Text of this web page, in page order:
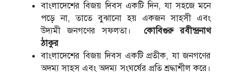
বাংলাদেশের বিজয় দিবস একটি দিন, যা সহজে মনে
পড়ে না, তাতে বুঝানো হয় একজন সাহসী এবং
উদ্যমী জনগণের সফলতা।কোবিগুরু রবীন্দ্রনাথ
ঠাকুর
বাংলাদেশের বিজয় দিবস একটি প্রতীক, যা জনগণের
অদম্য সাহস এবং অদম্য সংঘর্ষের প্রতি শ্রদ্ধাশীল করে।